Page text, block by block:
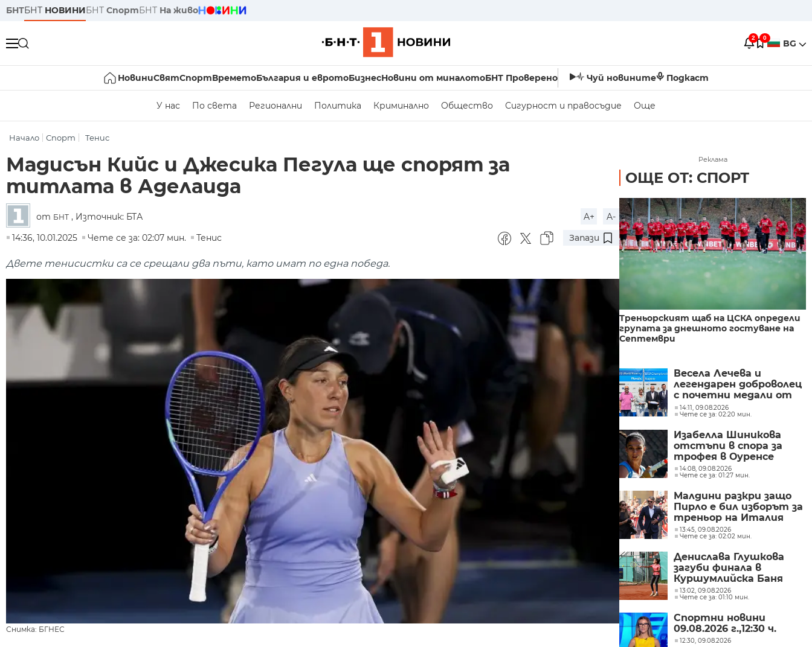
БНТБНТ НОВИНИБНТ СпортБНТ На живо
2 0 BG
НовиниСвятСпортВреметоБългария и евротоБизнесНовини от миналотоБНТ Проверено Чуй новините Подкаст
У нас По света Регионални Политика Криминално Общество Сигурност и правосъдие Още
Начало Спорт Тенис
Мадисън Кийс и Джесика Пегула ще спорят за
титлата в Аделаида
от БНТ , Източник: БТА A+
A-
14:36, 10.01.2025
Чете се за: 02:07 мин. Тенис Запази
Двете тенисистки са се срещали два пъти, като имат по една победа.
Снимка: БГНЕС
Реклама
ОЩЕ ОТ: СПОРТ
Треньорският щаб на ЦСКА определи
групата за днешното гостуване на
Септември
Весела Лечева и
легендарен доброволец
с почетни медали от
Световното гребане
14:11, 09.08.2026
Чете се за: 02:20 мин.
Изабелла Шиникова
отстъпи в спора за
трофея в Оуренсе
14:08, 09.08.2026
Чете се за: 01:27 мин.
Малдини разкри защо
Пирло е бил изборът за
треньор на Италия
13:45, 09.08.2026
Чете се за: 02:02 мин.
Денислава Глушкова
загуби финала в
Куршумлийска Баня
13:02, 09.08.2026
Чете се за: 01:10 мин.
Спортни новини
09.08.2026 г.,12:30 ч.
12:30, 09.08.2026